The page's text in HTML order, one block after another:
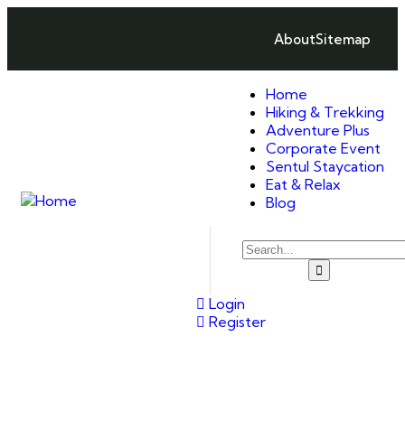
AboutSitemap
Home
Hiking & Trekking
Adventure Plus
Corporate Event
Sentul Staycation
Eat & Relax
Blog
Login
Register